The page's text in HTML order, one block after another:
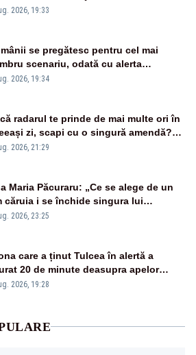
mai tare, ci pe proiecte”
2026, 19:33
se pregătesc pentru cel mai
scenariu, odată cu alerta
2026, 19:34
radarul te prinde de mai multe ori în
zi, scapi cu o singură amendă?
spune legea
2026, 21:29
Maria Păcuraru: „Ce se alege de un
căruia i se închide singura lui
2026, 23:25
care a ținut Tulcea în alertă a
20 de minute deasupra apelor
Au fost ridicate două F-16
2026, 19:28